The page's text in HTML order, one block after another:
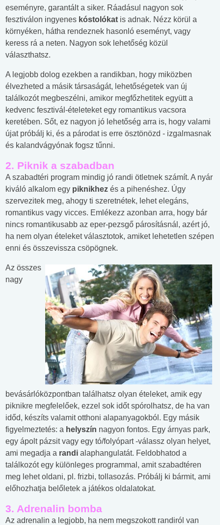
eseményre, garantált a siker. Ráadásul nagyon sok
fesztiválon ingyenes kóstolókat is adnak. Nézz körül a
környéken, hátha rendeznek hasonló eseményt, vagy
keress rá a neten. Nagyon sok lehetőség közül
választhatsz.
A legjobb dolog ezekben a randikban, hogy miközben
élvezheted a másik társaságát, lehetőségetek van új
találkozót megbeszélni, amikor megfőzhetitek együtt a
kedvenc fesztivál-ételeteket egy romantikus vacsora
keretében. Sőt, ez nagyon jó lehetőség arra is, hogy valami
újat próbálj ki, és a párodat is erre ösztönözd - izgalmasnak
és kalandvágyónak fogsz tűnni.
2. Piknik a szabadban
A szabadtéri program mindig jó randi ötletnek számít. A nyár
kiváló alkalom egy piknikhez és a pihenéshez. Úgy
szervezitek meg, ahogy ti szeretnétek, lehet elegáns,
romantikus vagy vicces. Emlékezz azonban arra, hogy bár
nincs romantikusabb az eper-pezsgő párosításnál, azért jó,
ha nem olyan ételeket választotok, amiket lehetetlen szépen
enni és összevissza csöpögnek.
Az összes
nagy
bevásárlóközpontban találhatsz olyan ételeket, amik egy
piknikre megfelelőek, ezzel sok időt spórolhatsz, de ha van
időd, készíts valamit otthoni alapanyagokból. Egy másik
figyelmeztetés: a helyszín nagyon fontos. Egy árnyas park,
egy ápolt pázsit vagy egy tó/folyópart -válassz olyan helyet,
ami megadja a randi alaphangulatát. Feldobhatod a
találkozót egy különleges programmal, amit szabadtéren
meg lehet oldani, pl. frizbi, tollasozás. Próbálj ki bármit, ami
előhozhatja belőletek a játékos oldalatokat.
3. Adrenalin bomba
Az adrenalin a legjobb, ha nem megszokott randiról van